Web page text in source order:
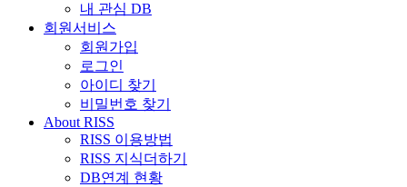
내 관심 DB
회원서비스
회원가입
로그인
아이디 찾기
비밀번호 찾기
About RISS
RISS 이용방법
RISS 지식더하기
DB연계 현황